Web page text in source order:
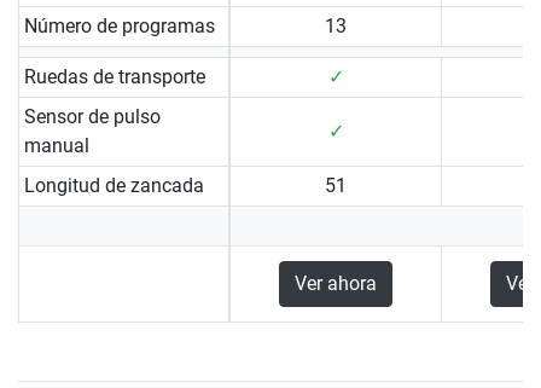
Número de programas 13
Ruedas de transporte ✓
Sensor de pulso
manual
✓
Longitud de zancada 51
Ver ahora Ver